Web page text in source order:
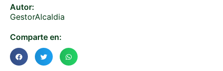
Autor:
GestorAlcaldia
Comparte en: